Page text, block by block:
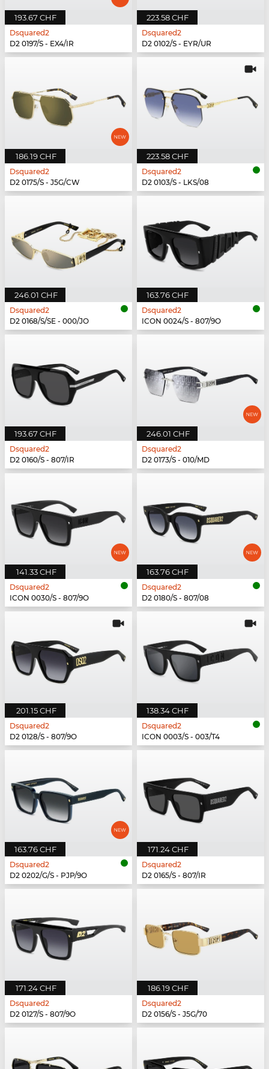
193.67 CHF
Dsquared2
D2 0197/S - EX4/IR
223.58 CHF
Dsquared2
D2 0102/S - EYR/UR
186.19 CHF
Dsquared2
D2 0175/S - J5G/CW
223.58 CHF
Dsquared2
D2 0103/S - LKS/08
246.01 CHF
Dsquared2
D2 0168/S/SE - 000/JO
163.76 CHF
Dsquared2
ICON 0024/S - 807/9O
193.67 CHF
Dsquared2
D2 0160/S - 807/IR
246.01 CHF
Dsquared2
D2 0173/S - 010/MD
141.33 CHF
Dsquared2
ICON 0030/S - 807/9O
163.76 CHF
Dsquared2
D2 0180/S - 807/08
201.15 CHF
Dsquared2
D2 0128/S - 807/9O
138.34 CHF
Dsquared2
ICON 0003/S - 003/T4
163.76 CHF
Dsquared2
D2 0202/G/S - PJP/9O
171.24 CHF
Dsquared2
D2 0165/S - 807/IR
171.24 CHF
Dsquared2
D2 0127/S - 807/9O
186.19 CHF
Dsquared2
D2 0156/S - J5G/70